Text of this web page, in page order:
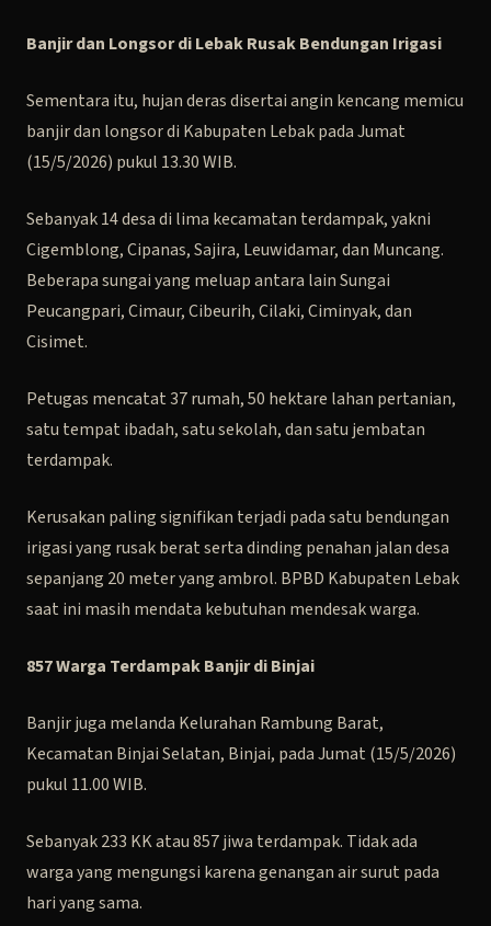
Banjir dan Longsor di Lebak Rusak Bendungan Irigasi
Sementara itu, hujan deras disertai angin kencang memicu
banjir dan longsor di Kabupaten Lebak pada Jumat
(15/5/2026) pukul 13.30 WIB.
Sebanyak 14 desa di lima kecamatan terdampak, yakni
Cigemblong, Cipanas, Sajira, Leuwidamar, dan Muncang.
Beberapa sungai yang meluap antara lain Sungai
Peucangpari, Cimaur, Cibeurih, Cilaki, Ciminyak, dan
Cisimet.
Petugas mencatat 37 rumah, 50 hektare lahan pertanian,
satu tempat ibadah, satu sekolah, dan satu jembatan
terdampak.
Kerusakan paling signifikan terjadi pada satu bendungan
irigasi yang rusak berat serta dinding penahan jalan desa
sepanjang 20 meter yang ambrol. BPBD Kabupaten Lebak
saat ini masih mendata kebutuhan mendesak warga.
857 Warga Terdampak Banjir di Binjai
Banjir juga melanda Kelurahan Rambung Barat,
Kecamatan Binjai Selatan, Binjai, pada Jumat (15/5/2026)
pukul 11.00 WIB.
Sebanyak 233 KK atau 857 jiwa terdampak. Tidak ada
warga yang mengungsi karena genangan air surut pada
hari yang sama.